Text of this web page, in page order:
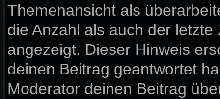
Themenansicht als
die Anzahl als auch der
angezeigt. Dieser Hinweis
deinen Beitrag geantwortet
Moderator deinen Beitrag